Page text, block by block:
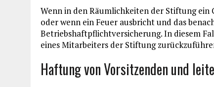
Wenn in den Räumlichkeiten der Stiftung
oder wenn ein Feuer ausbricht und das
Betriebshaftpflichtversicherung. In diesem
eines Mitarbeiters der Stiftung
Haftung von Vorsitzenden und